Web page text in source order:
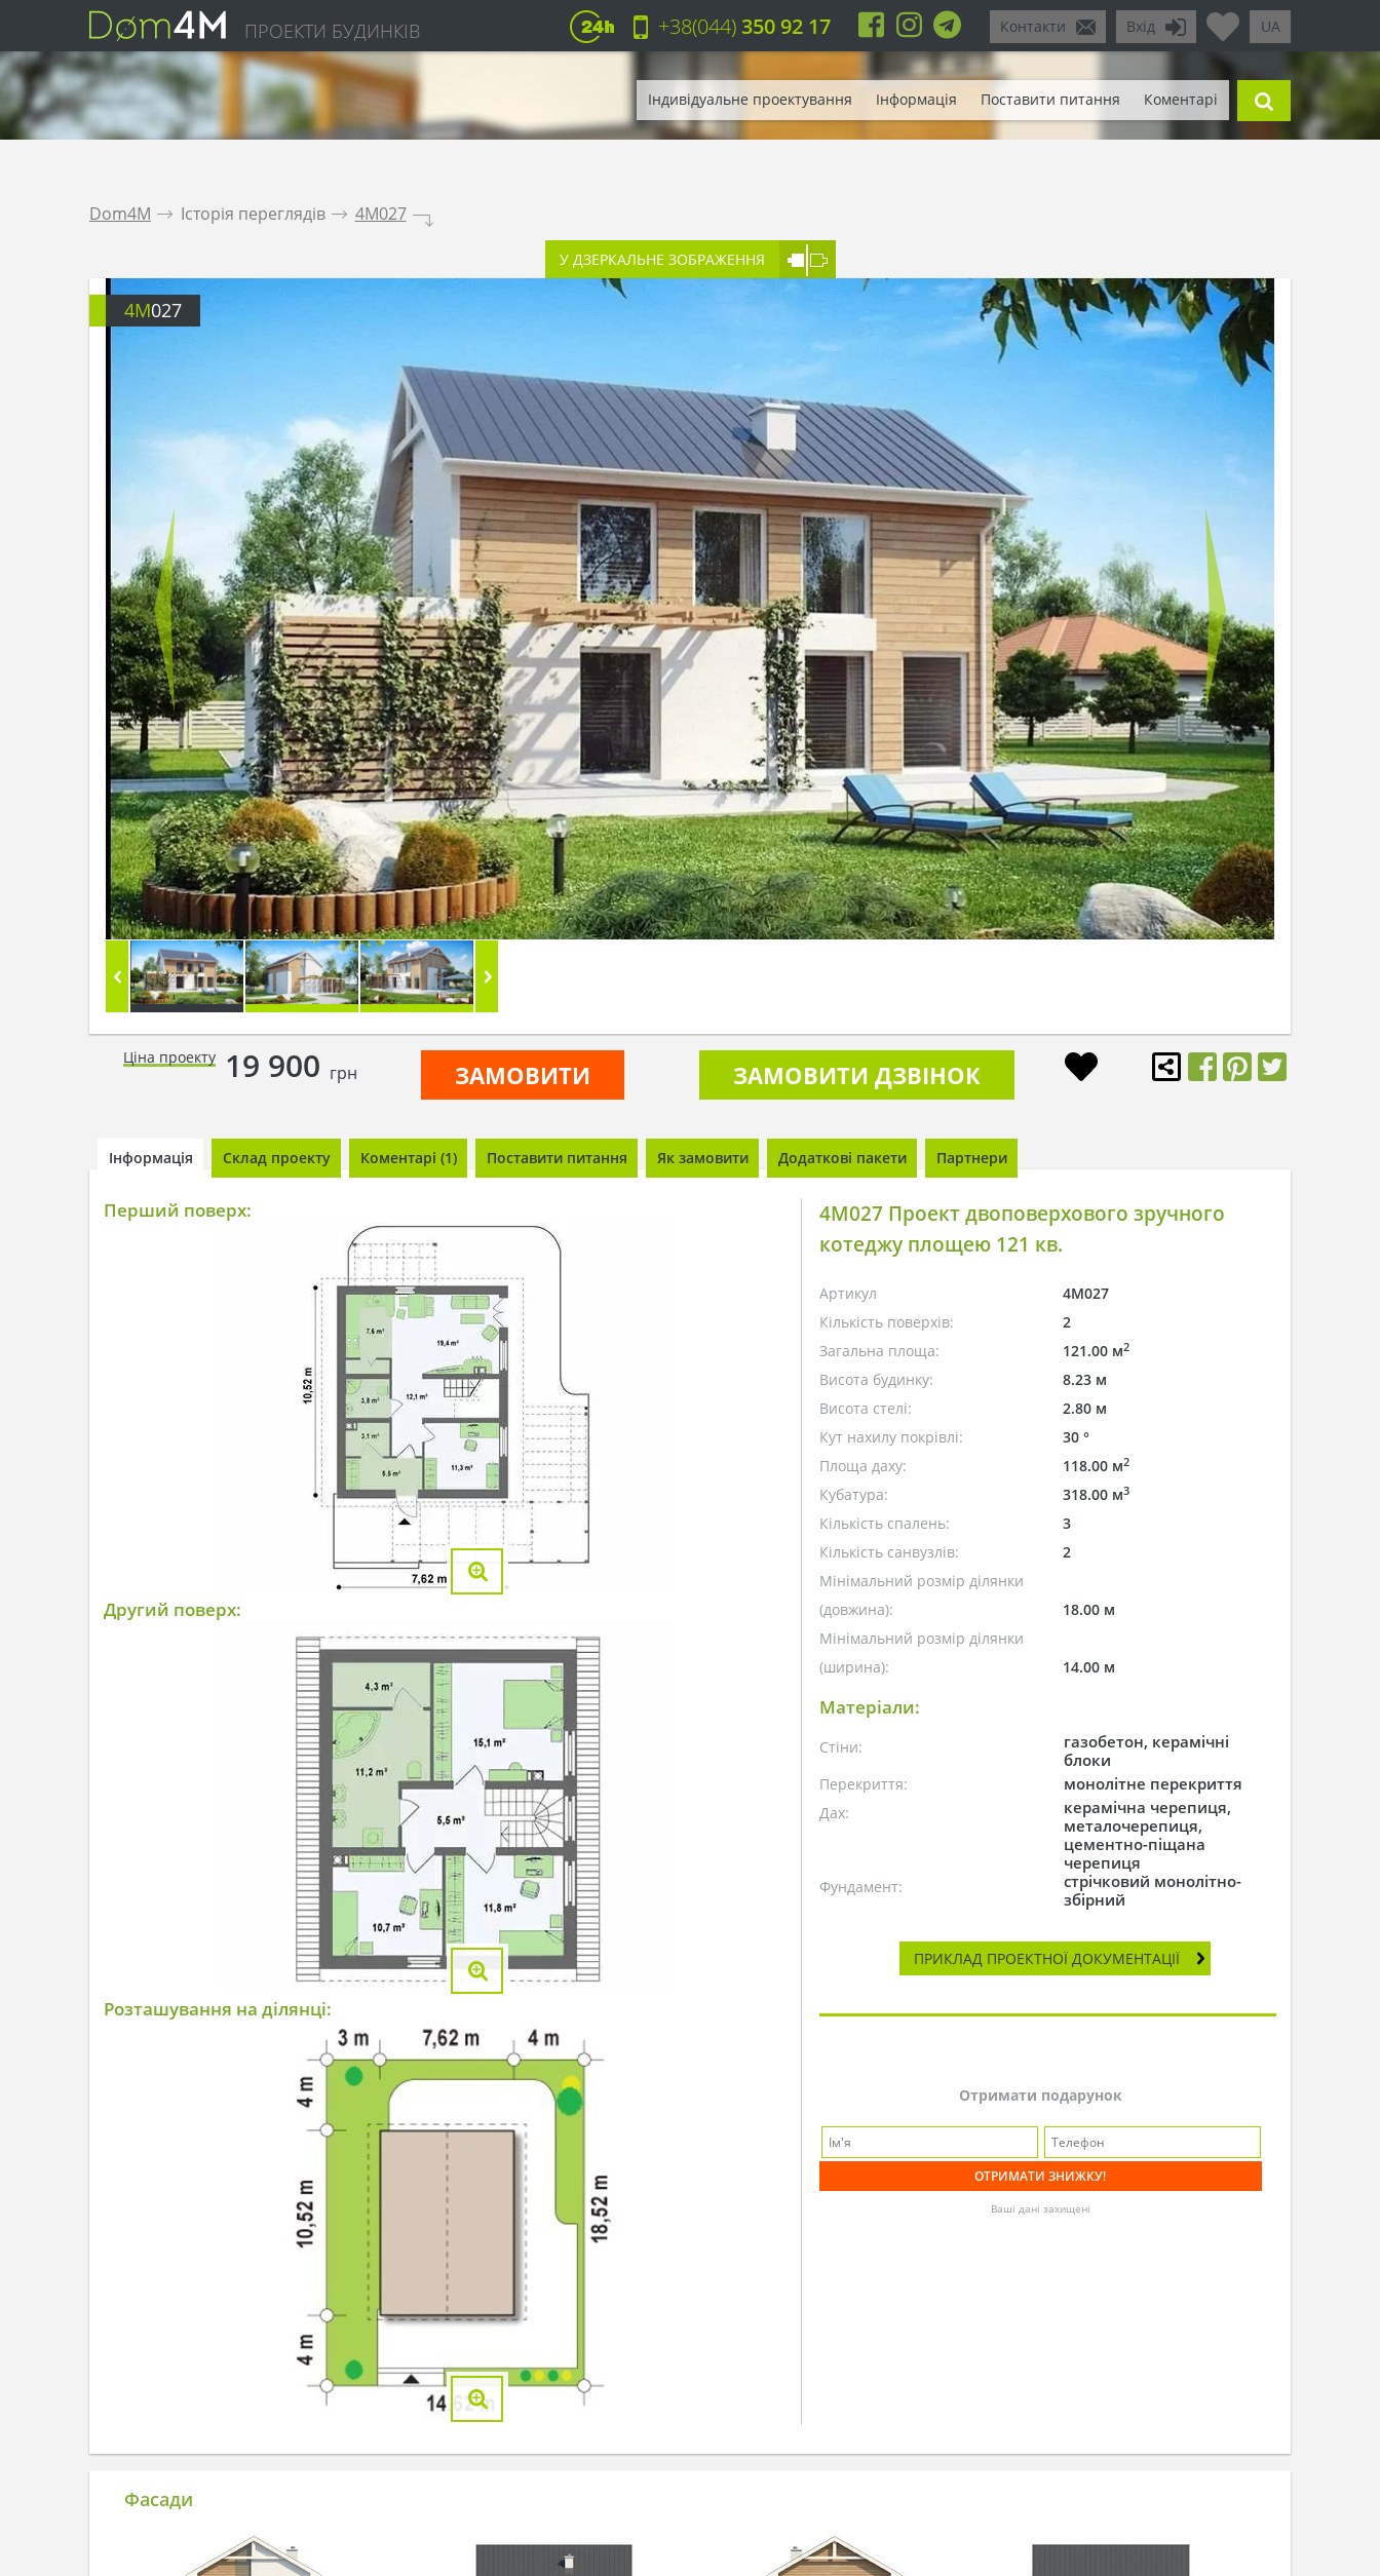
ПРОЕКТИ БУДИНКІВ UA
Вхід
Контакти
+38(044)350 92 17
Індивідуальне проектування Інформація Поставити питання Коментарі
Dom4M . Історія переглядів . 4M027 .
У ДЗЕРКАЛЬНЕ ЗОБРАЖЕННЯ
4M027
Ціна проекту 19 900 грн ЗАМОВИТИ ЗАМОВИТИ ДЗВІНОК
Інформація Склад проекту Коментарі (1) Поставити питання Як замовити Додаткові пакети Партнери
Перший поверх:
Другий поверх:
Розташування на ділянці:
4M027 Проект двоповерхового зручного
котеджу площею 121 кв.
Артикул
4M027
Кількість поверхів:
2
Загальна площа:
121.00 м2
Висота будинку:
8.23 м
Висота стелі:
2.80 м
Кут нахилу покрівлі:
30 °
Площа даху:
118.00 м2
Кубатура: 318.00 м3
Кількість спалень:
3
Кількість санвузлів:
2
Мінімальний розмір ділянки
(довжина):
18.00 м
Мінімальний розмір ділянки
(ширина):
14.00 м
Матеріали:
Стіни:
газобетон, керамічні
блоки
Перекриття: монолітне перекриття
Дах:
керамічна черепиця,
металочерепиця,
цементно-піщана
черепиця
Фундамент:
стрічковий монолітно-
збірний
ПРИКЛАД ПРОЕКТНОЇ ДОКУМЕНТАЦІЇ
Отримати подарунок
Ваші дані захищені
Фасади